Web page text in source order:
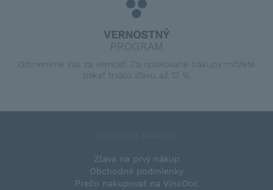
VERNOSTNÝ
PROGRAM
Odmeníme Vás za vernosť. Za opakované nákupy môžete
získať trvalú zľavu až 12 %.
Zľava na prvý nákup
Obchodné podmienky
Prečo nakupovať na VinoDoc